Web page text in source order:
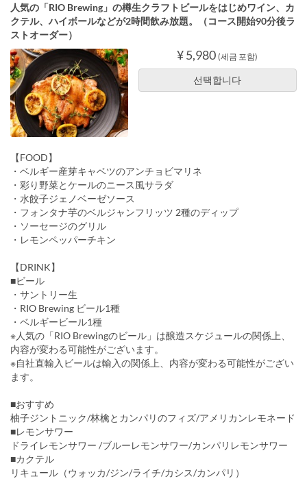
人気の「RIO Brewing」の樽生クラフトビールをはじめワイン、カ
クテル、ハイボールなどが2時間飲み放題。（コース開始90分後ラ
ストオーダー）
¥ 5,980 (세금 포함)
선택합니다
【FOOD】
・ベルギー産芽キャベツのアンチョビマリネ
・彩り野菜とケールのニース風サラダ
・水餃子ジェノベーゼソース
・フォンタナ芋のベルジャンフリッツ 2種のディップ
・ソーセージのグリル
・レモンペッパーチキン
【DRINK】
■ビール
・サントリー生
・RIO Brewing ビール1種
・ベルギービール1種
※人気の「RIO Brewingのビール」は醸造スケジュールの関係上、
内容が変わる可能性がございます。
※自社直輸入ビールは輸入の関係上、内容が変わる可能性がござい
ます。
■おすすめ
柚子ジントニック/林檎とカンパリのフィズ/アメリカンレモネード
■レモンサワー
ドライレモンサワー /ブルーレモンサワー/カンパリレモンサワー
■カクテル
リキュール（ウォッカ/ジン/ライチ/カシス/カンパリ）